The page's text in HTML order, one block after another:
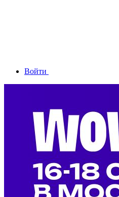
Войти